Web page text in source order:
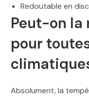
Redoutable en
Peut-on la
pour
Absolument, la